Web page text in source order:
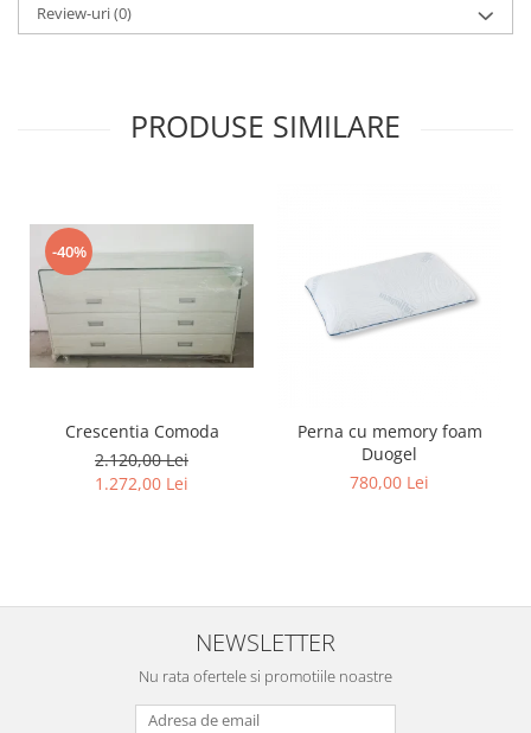
Review-uri(0)
PRODUSE SIMILARE
-40%
Crescentia Comoda
2.120,00 Lei
1.272,00 Lei
Perna cu memory foam
Duogel
780,00 Lei
NEWSLETTER
Nu rata ofertele si promotiile noastre